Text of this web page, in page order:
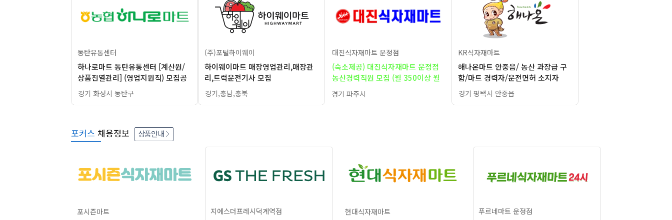
동탄유통센터
하나로마트 동탄유통센터 [계산원/
상품진열관리] (영업지원직) 모집공
고
경기 화성시 동탄구
(주)포털하이웨이
하이웨이마트 매장영업관리,매장관
리,트럭운전기사 모집
경기,충남,충북
대진식자재마트 운정점
(숙소제공) 대진식자재마트 운정점
농산경력직원 모집 (월 350이상 월
7회 휴무)
경기 파주시
KR식자재마트
해나온마트 안중읍/ 농산 과장급 구
함/마트 경력자/운전면허 소지자
경기 평택시 안중읍
포커스 채용정보 상품안내
포시즌마트 지에스더프레시덕계역점 현대식자재마트 푸르네마트 운정점